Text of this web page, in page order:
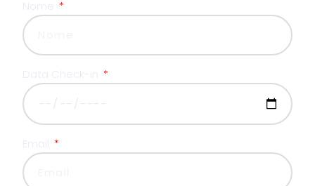
Nome
Data Check-in
Email